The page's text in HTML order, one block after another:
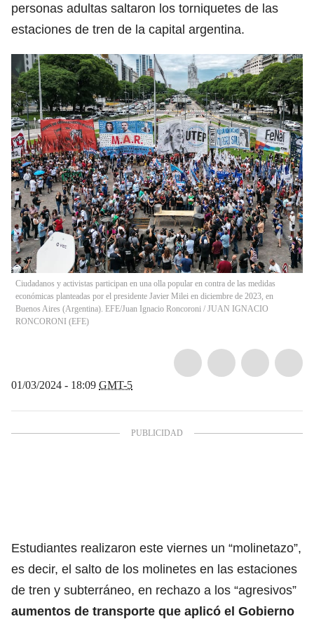
personas adultas saltaron los torniquetes de las
estaciones de tren de la capital argentina.
Ciudadanos y activistas participan en una olla popular en contra de las medidas
económicas planteadas por el presidente Javier Milei en diciembre de 2023, en
Buenos Aires (Argentina). EFE/Juan Ignacio Roncoroni / JUAN IGNACIO
RONCORONI (EFE)
01/03/2024 - 18:09 GMT-5
Estudiantes realizaron este viernes un “molinetazo”,
es decir, el salto de los molinetes en las estaciones
de tren y subterráneo, en rechazo a los “agresivos”
aumentos de transporte que aplicó el Gobierno